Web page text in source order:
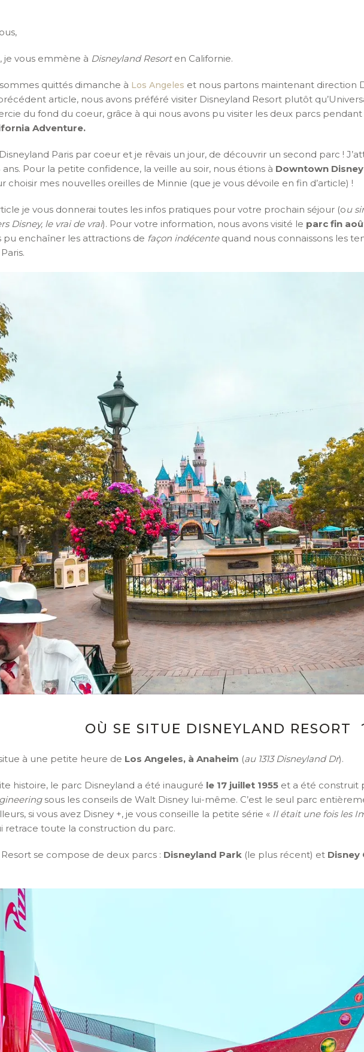
je vous emmène à Disneyland Resorten Californie.
quittés dimanche à Los Angeles et nous partons maintenant direction
article, nous avons préféré visiter Disneyland Resort plutôt
du fond du coeur, grâce à qui nous avons pu visiter les deux parcs
Adventure.
Paris par coeur et je rêvais un jour, de découvrir un second parc !
Pour la petite confidence, la veille au soir, nous étions à Downtown Disney
choisir mes nouvelles oreilles de Minnie (que je vous dévoile en fin d’article) !
je vous donnerai toutes les infos pratiques pour votre prochain séjour (ou
Disney, le vrai de vrai). Pour votre information, nous avons visité le parc fin
pu enchaîner les attractions de façon indécentequand nous connaissons les
OÙ SE SITUE DISNEYLAND RESORT
à une petite heure de Los Angeles, à Anaheim (au 1313 Disneyland Dr).
histoire, le parc Disneyland a été inauguré le 17 juillet 1955 et a été construit
sous les conseils de Walt Disney lui-même. C’est le seul parc
si vous avez Disney +, je vous conseille la petite série « Il était une fois les
retrace toute la construction du parc.
se compose de deux parcs : Disneyland Park (le plus récent) et Disney